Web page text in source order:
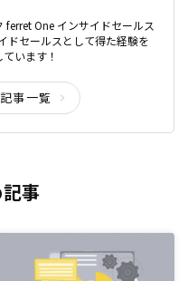
ferret One インサイドセールス
ドセールスとして得た経験を
います！
事一覧
事